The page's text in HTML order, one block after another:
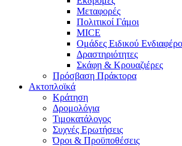
Μεταφορές
Πολιτικοί Γάμοι
MICE
Ομάδες Ειδικού
Δραστηριότητες
Σκάφη & Kρουαζιέρες
Πρόσβαση Πράκτορα
Ακτοπλοϊκά
Κράτηση
Δρομολόγια
Τιμοκατάλογος
Συχνές Ερωτήσεις
Όροι & Προϋποθέσεις